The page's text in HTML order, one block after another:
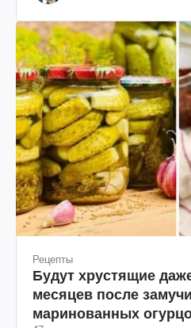
Рецепты
Будут хрустящие
месяцев после
маринованных